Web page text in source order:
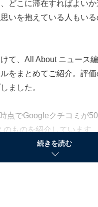
どこに滞在すればよいか
いを抱えている人もいる
て、All About ニュース
をまとめてご紹介。評
ました。
点でGoogleクチコミが
のものを紹介しています
この記事の執筆者： All
続きを読む